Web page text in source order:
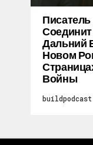
Дальний
Новом
Войны
buildpodcast